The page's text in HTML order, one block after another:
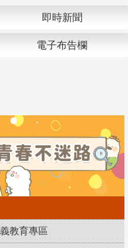
即時新聞
電子布告欄
教育專區